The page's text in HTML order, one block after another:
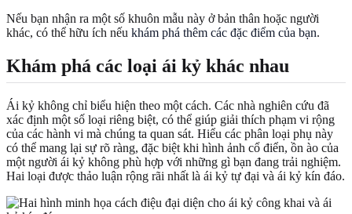
Nếu bạn nhận ra một số khuôn mẫu này ở bản thân hoặc người
khác, có thể hữu ích nếu khám phá thêm các đặc điểm của bạn.
Khám phá các loại ái kỷ khác nhau
Ái kỷ không chỉ biểu hiện theo một cách. Các nhà nghiên cứu đã
xác định một số loại riêng biệt, có thể giúp giải thích phạm vi rộng
của các hành vi mà chúng ta quan sát. Hiểu các phân loại phụ này
có thể mang lại sự rõ ràng, đặc biệt khi hình ảnh cổ điển, ồn ào của
một người ái kỷ không phù hợp với những gì bạn đang trải nghiệm.
Hai loại được thảo luận rộng rãi nhất là ái kỷ tự đại và ái kỷ kín đáo.